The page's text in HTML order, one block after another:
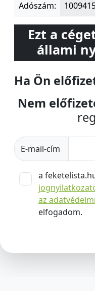
Adószám:
Ezt a
állami
Ha Ön
Nem
E-mail-cím
a
az
elfogadom.